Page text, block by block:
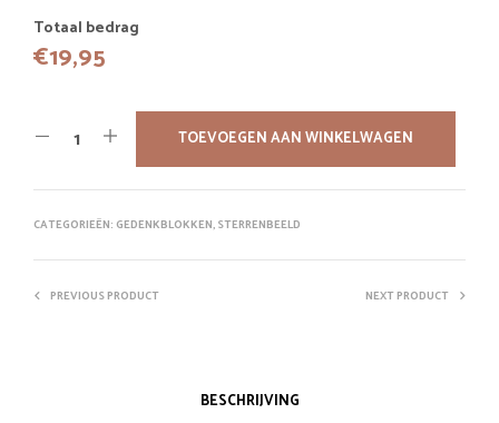
Totaal bedrag
€19,95
TOEVOEGEN AAN WINKELWAGEN
CATEGORIEËN: GEDENKBLOKKEN,STERRENBEELD
PREVIOUS PRODUCT NEXT PRODUCT
BESCHRIJVING